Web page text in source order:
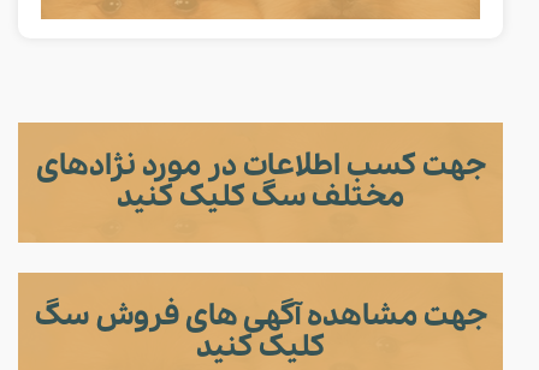
جهت کسب اطلاعات در مورد نژادهای
مختلف سگ کلیک کنید
جهت مشاهده آگهی های فروش سگ
کلیک کنید